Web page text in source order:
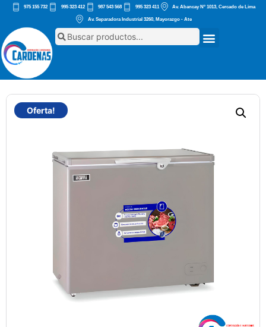
975 155 732 995 323 412 987 543 568 995 323 411 Av. Abancay Nº 1013, Cercado de Lima
Av. Separadora Industrial 3260, Mayorazgo - Ate
Oferta!